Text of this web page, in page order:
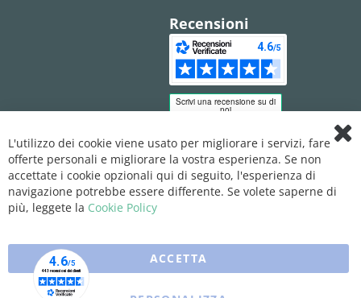
Recensioni
L'utilizzo dei cookie viene usato per migliorare i servizi, fare
offerte personali e migliorare la vostra esperienza. Se non
accettate i cookie opzionali qui di seguito, l'esperienza di
navigazione potrebbe essere differente. Se volete saperne di
più, leggete la Cookie Policy
ACCETTA